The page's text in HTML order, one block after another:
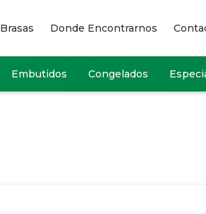
Embutidos Congelados
Brasas Donde Encontrarnos